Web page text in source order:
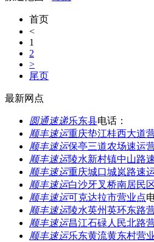
首页
<
1
2
>
尾页
最新网点
圆通速递乐东县电话：
顺丰速运重庆垫江桂西大道
顺丰速运保亭三道农场速运
顺丰速运陵水新村镇中山路
顺丰速运重庆城口城岚路速
顺丰速运白沙牙叉桥南居民
顺丰速运可克达拉市营业点
顺丰速运陵水英州英环东路
顺丰速运昌江石碌人民北路
顺丰速运乐东黄流黄东村营